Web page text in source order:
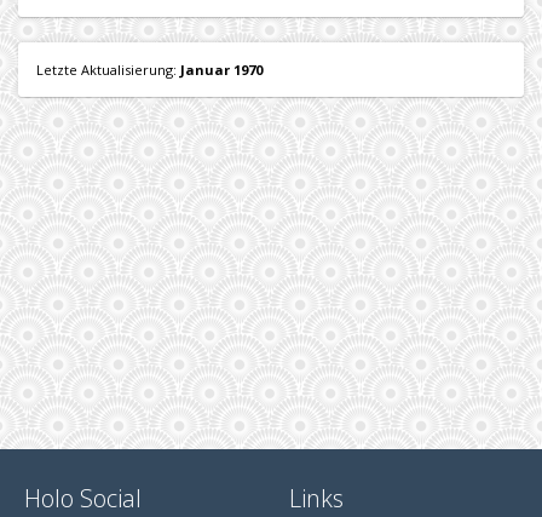
Letzte Aktualisierung: Januar 1970
Holo Social Links